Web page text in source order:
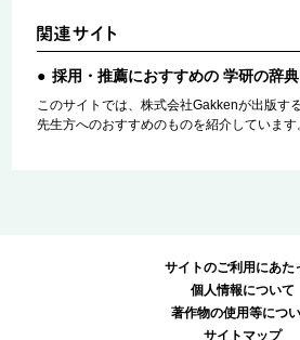
採用・推薦におすすめの 学研の辞
このサイトでは、株式会社Gakkenが出版す
先生方へのおすすめのものを紹介しています
サイトのご利用にあた
個人情報について
著作物の使用等につ
サイトマップ